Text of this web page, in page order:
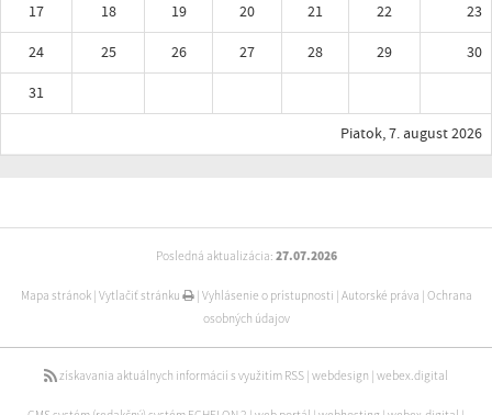
17
18 19 20 21 22
23
24
25 26 27 28 29
30
31
Piatok, 7. august 2026
Posledná aktualizácia: 27.07.2026
Mapa stránok| Vytlačiť stránku | Vyhlásenie o prístupnosti Autorské práva Ochrana
osobných údajov
získavania aktuálnych informácií s využitím RSS webdesign webex.digital